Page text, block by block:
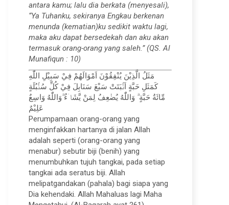
antara kamu; lalu dia berkata (menyesali),
“Ya Tuhanku, sekiranya Engkau berkenan
menunda (kematian)ku sedikit waktu lagi,
maka aku dapat bersedekah dan aku akan
termasuk orang-orang yang saleh.” (QS. Al
Munafiqun : 10)
مَثَلُ الَّذِيْنَ يُنْفِقُوْنَ اَمْوَالَهُمْ فِيْ سَبِيْلِ اللّٰهِ
كَمَثَلِ حَبَّةٍ اَنْۢبَتَتْ سَبْعَ سَنَابِلَ فِيْ كُلِّ سُنْۢبُلَةٍ
مِّائَةُ حَبَّةٍ ۗ وَاللّٰهُ يُضٰعِفُ لِمَنْ يَّشَاۤءُ ۗوَاللّٰهُ وَاسِعٌ
عَلِيْمٌ
Perumpamaan orang-orang yang
menginfakkan hartanya di jalan Allah
adalah seperti (orang-orang yang
menabur) sebutir biji (benih) yang
menumbuhkan tujuh tangkai, pada setiap
tangkai ada seratus biji. Allah
melipatgandakan (pahala) bagi siapa yang
Dia kehendaki. Allah Mahaluas lagi Maha